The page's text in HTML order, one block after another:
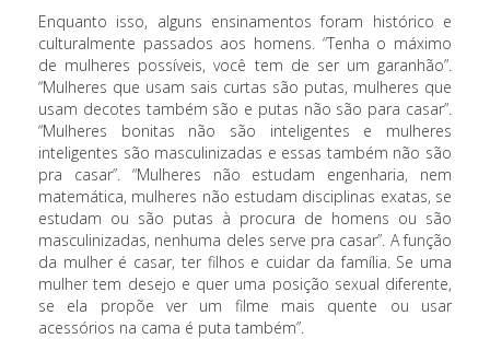
Enquanto isso, alguns ensinamentos foram histórico e
culturalmente passados aos homens. “Tenha o máximo
de mulheres possíveis, você tem de ser um garanhão”.
“Mulheres que usam sais curtas são putas, mulheres que
usam decotes também são e putas não são para casar”.
“Mulheres bonitas não são inteligentes e mulheres
inteligentes são masculinizadas e essas também não são
pra casar”. “Mulheres não estudam engenharia, nem
matemática, mulheres não estudam disciplinas exatas, se
estudam ou são putas à procura de homens ou são
masculinizadas, nenhuma deles serve pra casar”. A função
da mulher é casar, ter filhos e cuidar da família. Se uma
mulher tem desejo e quer uma posição sexual diferente,
se ela propõe ver um filme mais quente ou usar
acessórios na cama é puta também”.